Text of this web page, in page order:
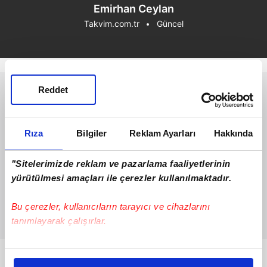
Rıza Bilgiler Reklam Ayarları Hakkında
"Sitelerimizde reklam ve pazarlama faaliyetlerinin
yürütülmesi amaçları ile çerezler kullanılmaktadır.
Bu çerezler, kullanıcıların tarayıcı ve cihazlarını
tanımlayarak çalışırlar.
Bu çerezlere izin vermeniz halinde sizlere özel
Reddet
Emirhan Ceylan
Takvim.com.tr Güncel